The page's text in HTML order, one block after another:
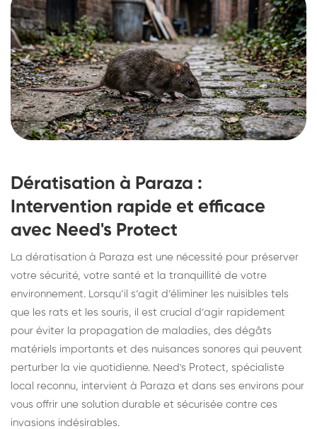
Dératisation à Paraza :
Intervention rapide et efficace
avec Need's Protect
La dératisation à Paraza est une nécessité pour préserver
votre sécurité, votre santé et la tranquillité de votre
environnement. Lorsqu’il s’agit d’éliminer les nuisibles tels
que les rats et les souris, il est crucial d’agir rapidement
pour éviter la propagation de maladies, des dégâts
matériels importants et des nuisances sonores qui peuvent
perturber la vie quotidienne. Need's Protect, spécialiste
local reconnu, intervient à Paraza et dans ses environs pour
vous offrir une solution durable et sécurisée contre ces
invasions indésirables.